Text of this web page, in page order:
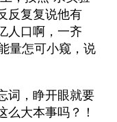
反复复说他有
人口啊，一齐
量怎可小窥，说
词，睁开眼就要
么大本事吗？！